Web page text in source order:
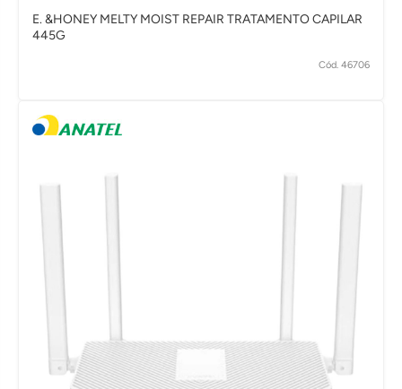
E. &HONEY MELTY MOIST REPAIR TRATAMENTO CAPILAR
445G
Cód. 46706